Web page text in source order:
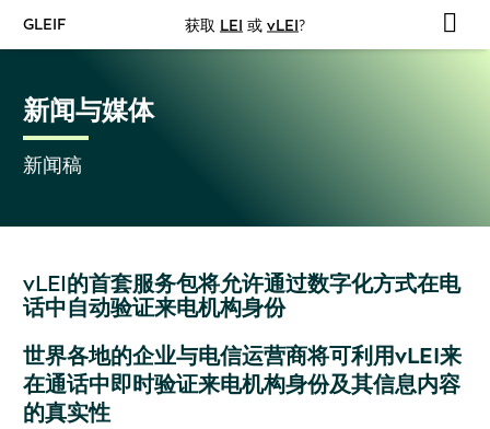
GLEIF 获取 LEI 或 vLEI?
新闻与媒体
新闻稿
vLEI的首套服务包将允许通过数字化方式在电
话中自动验证来电机构身份
世界各地的企业与电信运营商将可利用vLEI来
在通话中即时验证来电机构身份及其信息内容
的真实性